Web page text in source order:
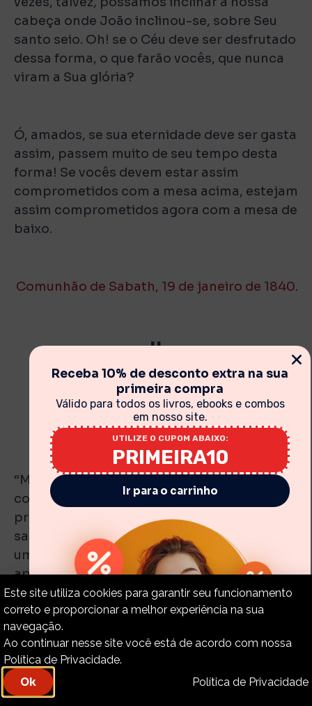
cabeça onde João inclinou-se, sobre Seu
santo seio. Oh! se o Céu deve ser desfrutado
dessa forma, o que farão vocês, que nunca
viram a Sua glória?
Ó, amados, se sua eternidade deve ser gasta
assim, passem muito de seu tempo desta
forma! Se vocês devem estar assim
comprometidos com a mesa acima, estejam
assim comprometidos agora com a mesa de
baixo.
Comunhão de Sabath, 19 de janeiro de 1840.
II
PROTEGENDO AS MESAS
“Mas um certo homem chamado Ananias,
com Safira, sua mulher, vendeu uma
propriedade, e reteve parte do preço,
sabendo-o também sua mulher; e, levando
uma parte, a depositou aos pés dos
apóstolos. Disse então Pedro: Ananias, por
que encheu Satanás o teu coração, para que
mentisses ao Espírito Santo, e retivesses
parte do preço da herdade? Guardando-a
não ficava para ti? E, vendida, não estava em
teu poder? Por que formaste este desígnio
em teu coração? Não mentiste aos homens,
Receba 10% de desconto extra na sua
primeira compra
Válido para todos os livros, ebooks e combos
em nosso site.
UTILIZE O CUPOM ABAIXO:
PRIMEIRA10
Ir para o carrinho
Este site utiliza cookies para garantir seu funcionamento
correto e proporcionar a melhor experiência na sua
navegação.
Ao continuar nesse site você está de acordo com nossa
Política de Privacidade.
Ok
Política de Privacidade